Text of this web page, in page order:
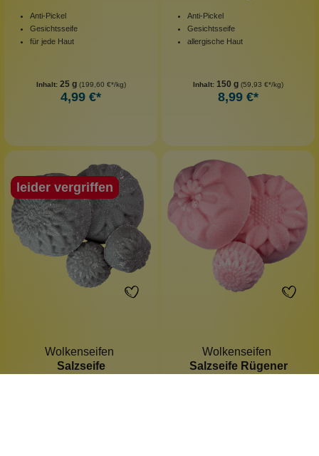
Anti-Pickel
Gesichtsseife
für jede Haut
Inhalt: 25 g (199,60 €*/kg)
4,99 €*
Anti-Pickel
Gesichtsseife
allergische Haut
Inhalt: 150 g (59,93 €*/kg)
8,99 €*
leider vergriffen
Wolkenseifen
Salzseife
Wolkenseifen
Salzseife Rügener